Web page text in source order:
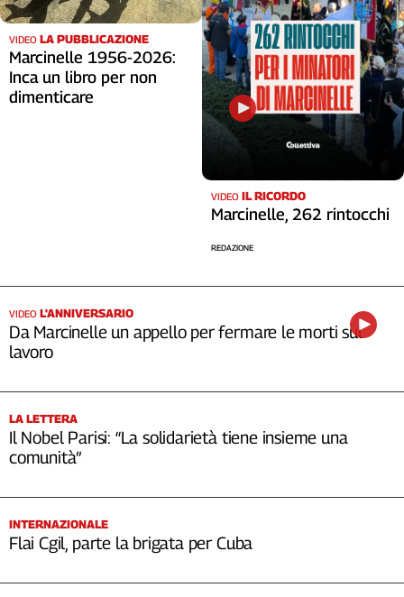
VIDEO LA PUBBLICAZIONE
Marcinelle 1956-2026:
Inca un libro per non
dimenticare
VIDEO IL RICORDO
Marcinelle, 262 rintocchi
REDAZIONE
VIDEO L'ANNIVERSARIO
Da Marcinelle un appello per fermare le morti sul
lavoro
LA LETTERA
Il Nobel Parisi: “La solidarietà tiene insieme una
comunità”
INTERNAZIONALE
Flai Cgil, parte la brigata per Cuba